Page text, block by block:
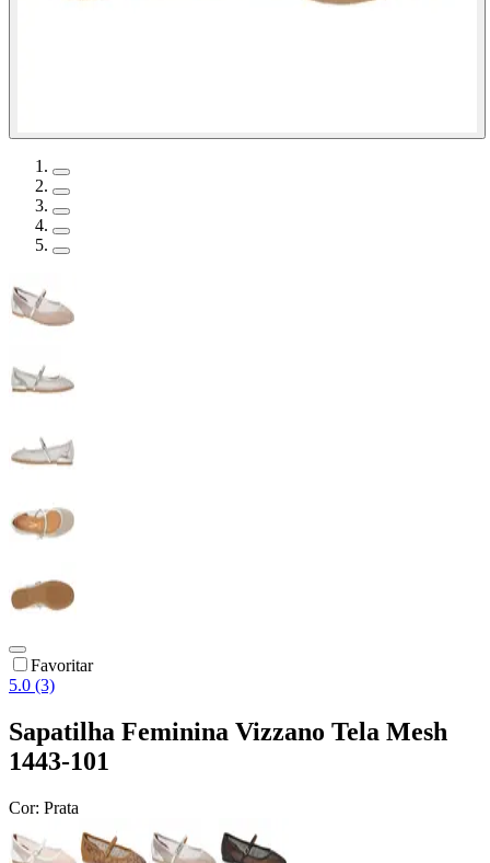
Favoritar
5.0 (3)
Sapatilha Feminina Vizzano Tela Mesh
1443-101
Cor: Prata